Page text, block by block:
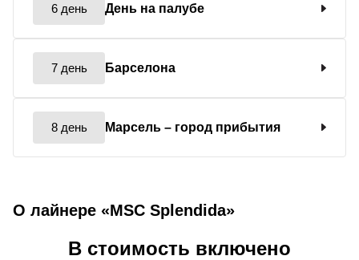
6 день День на палубе
7 день Барселона
8 день Марсель – город прибытия
О лайнере «MSC Splendida»
В стоимость включено